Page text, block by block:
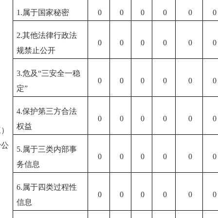
1.属于国家秘密 0 0 0 0 0 0
2.其他法律行政法
规禁止公开
0 0 0 0 0 0
3.危及“三安全一稳
定”
0 0 0 0 0 0
4.保护第三方合法
权益
0 0 0 0 0 0
5.属于三类内部事
务信息
0 0 0 0 0 0
6.属于四类过程性
信息
0 0 0 0 0 0